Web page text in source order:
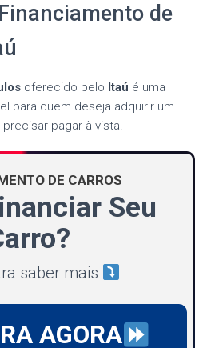
de
oferecido pelo Itaú é uma
para quem deseja adquirir um
pagar à vista.
DE CARROS
Seu
saber mais
AGORA